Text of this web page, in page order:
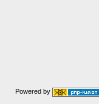
Powered by